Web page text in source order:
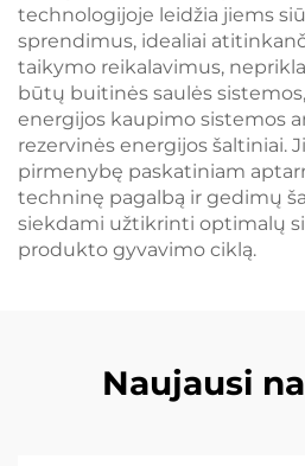
technologijoje leidžia jiems
sprendimus, idealiai
taikymo reikalavimus,
būtų buitinės saulės
energijos kaupimo sistemos
rezervinės energijos šaltiniai.
pirmenybę paskatiniam
techninę pagalbą ir gedimų
siekdami užtikrinti optimalų
produkto gyvavimo ciklą.
Naujausi